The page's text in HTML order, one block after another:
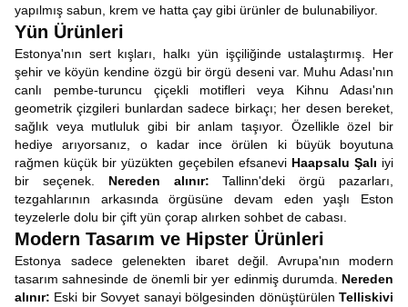
yapılmış sabun, krem ve hatta çay gibi ürünler de bulunabiliyor.
Yün Ürünleri
Estonya'nın sert kışları, halkı yün işçiliğinde ustalaştırmış. Her
şehir ve köyün kendine özgü bir örgü deseni var. Muhu Adası'nın
canlı pembe-turuncu çiçekli motifleri veya Kihnu Adası'nın
geometrik çizgileri bunlardan sadece birkaçı; her desen bereket,
sağlık veya mutluluk gibi bir anlam taşıyor. Özellikle özel bir
hediye arıyorsanız, o kadar ince örülen ki büyük boyutuna
rağmen küçük bir yüzükten geçebilen efsanevi Haapsalu Şalı iyi
bir seçenek. Nereden alınır: Tallinn'deki örgü pazarları,
tezgahlarının arkasında örgüsüne devam eden yaşlı Eston
teyzelerle dolu bir çift yün çorap alırken sohbet de cabası.
Modern Tasarım ve Hipster Ürünleri
Estonya sadece gelenekten ibaret değil. Avrupa'nın modern
tasarım sahnesinde de önemli bir yer edinmiş durumda. Nereden
alınır: Eski bir Sovyet sanayi bölgesinden dönüştürülen Telliskivi